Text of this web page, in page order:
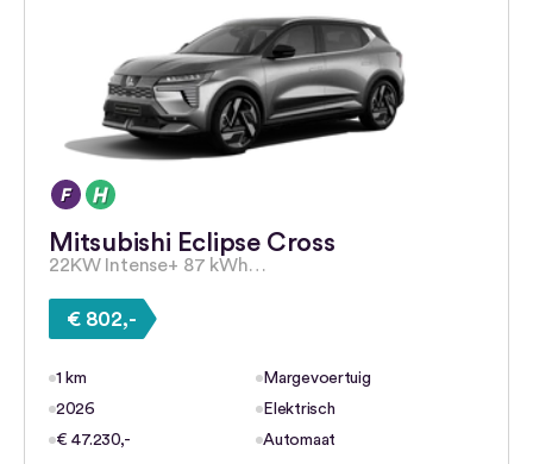
Mitsubishi Eclipse Cross
22KW Intense+ 87 kWh…
€ 802,-
1 km
Margevoertuig
2026
Elektrisch
€ 47.230,-
Automaat